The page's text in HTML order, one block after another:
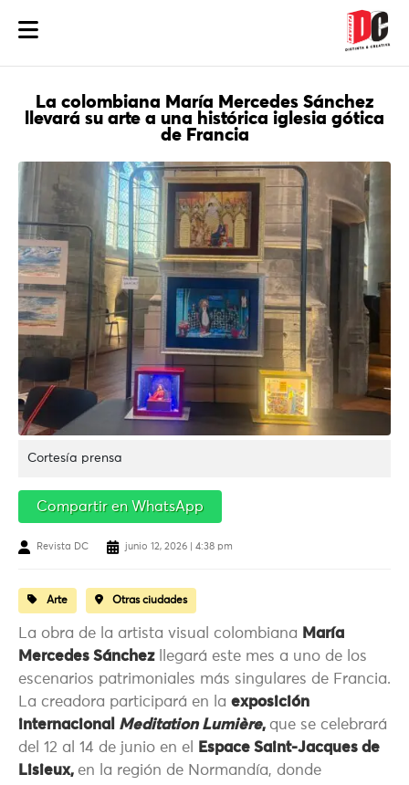
La colombiana María Mercedes Sánchez
llevará su arte a una histórica iglesia gótica
de Francia
Cortesía prensa
Compartir en WhatsApp
Revista DC junio 12, 2026 | 4:38 pm
Arte Otras ciudades
La obra de la artista visual colombiana María
Mercedes Sánchezllegará este mes a uno de los
escenarios patrimoniales más singulares de Francia.
La creadora participará en la exposición
internacional Meditation Lumière, que se celebrará
del 12 al 14 de junio en el
Espace Saint-Jacques de
Lisieux, en la región de Normandía, donde